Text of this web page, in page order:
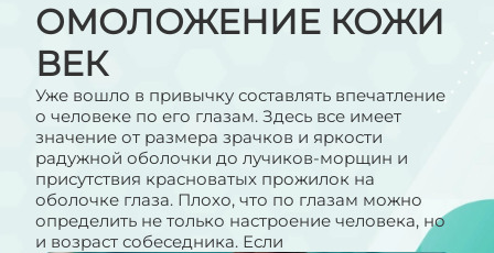
ОМОЛОЖЕНИЕ КОЖИ
ВЕК
Уже вошло в привычку составлять впечатление
о человеке по его глазам. Здесь все имеет
значение от размера зрачков и яркости
радужной оболочки до лучиков-морщин и
присутствия красноватых прожилок на
оболочке глаза. Плохо, что по глазам можно
определить не только настроение человека, но
и возраст собеседника. Если